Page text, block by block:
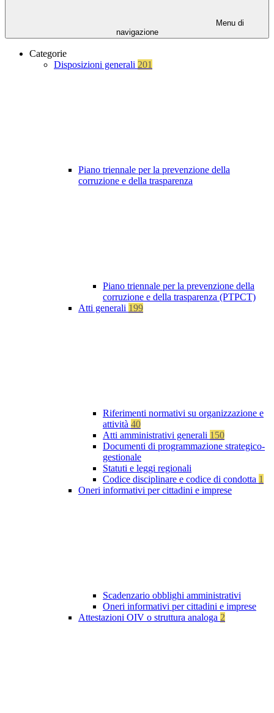
Menu di
navigazione
Categorie
Disposizioni generali 201
Piano triennale per la prevenzione della
corruzione e della trasparenza
Piano triennale per la prevenzione della
corruzione e della trasparenza (PTPCT)
Atti generali 199
Riferimenti normativi su organizzazione e
attività 40
Atti amministrativi generali 150
Documenti di programmazione strategico-
gestionale
Statuti e leggi regionali
Codice disciplinare e codice di condotta 1
Oneri informativi per cittadini e imprese
Scadenzario obblighi amministrativi
Oneri informativi per cittadini e imprese
Attestazioni OIV o struttura analoga 2